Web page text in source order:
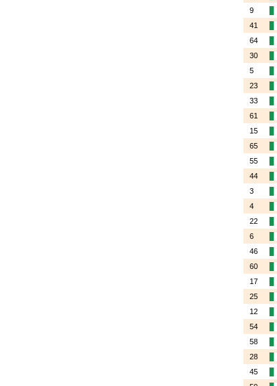
9
41
64
30
5
23
33
61
15
65
55
44
3
4
22
6
46
60
17
25
12
54
58
28
45